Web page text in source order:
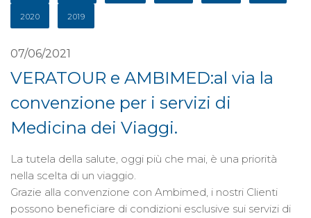
2020 2019
07/06/2021
VERATOUR e AMBIMED:al via la
convenzione per i servizi di
Medicina dei Viaggi.
La tutela della salute, oggi più che mai, è una priorità
nella scelta di un viaggio.
Grazie alla convenzione con Ambimed, i nostri Clienti
possono beneficiare di condizioni esclusive sui servizi di